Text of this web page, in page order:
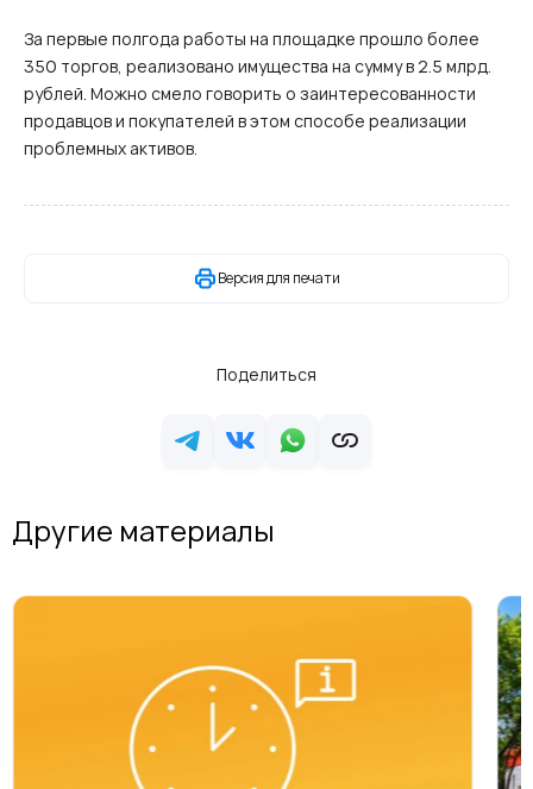
За первые полгода работы на площадке прошло более
350 торгов, реализовано имущества на сумму в 2.5 млрд.
рублей. Можно смело говорить о заинтересованности
продавцов и покупателей в этом способе реализации
проблемных активов.
Версия для печати
Поделиться
Другие материалы